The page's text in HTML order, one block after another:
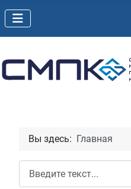
Вы здесь: Главная